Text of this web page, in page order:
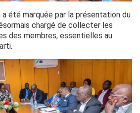
a été marquée par la présentation du
chargé de collecter les
des membres, essentielles au